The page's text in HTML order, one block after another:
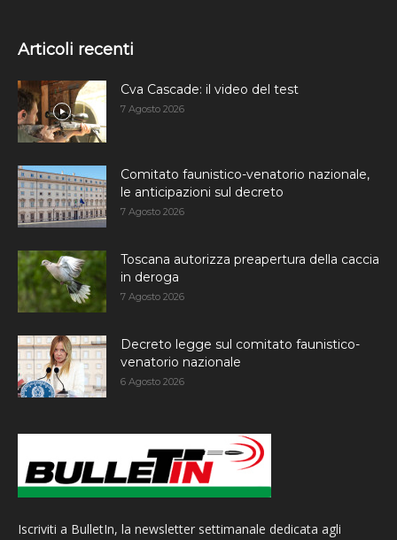
Articoli recenti
Cva Cascade: il video del test
7 Agosto 2026
Comitato faunistico-venatorio nazionale,
le anticipazioni sul decreto
7 Agosto 2026
Toscana autorizza preapertura della caccia
in deroga
7 Agosto 2026
Decreto legge sul comitato faunistico-
venatorio nazionale
6 Agosto 2026
Iscriviti a BulletIn, la newsletter settimanale dedicata agli